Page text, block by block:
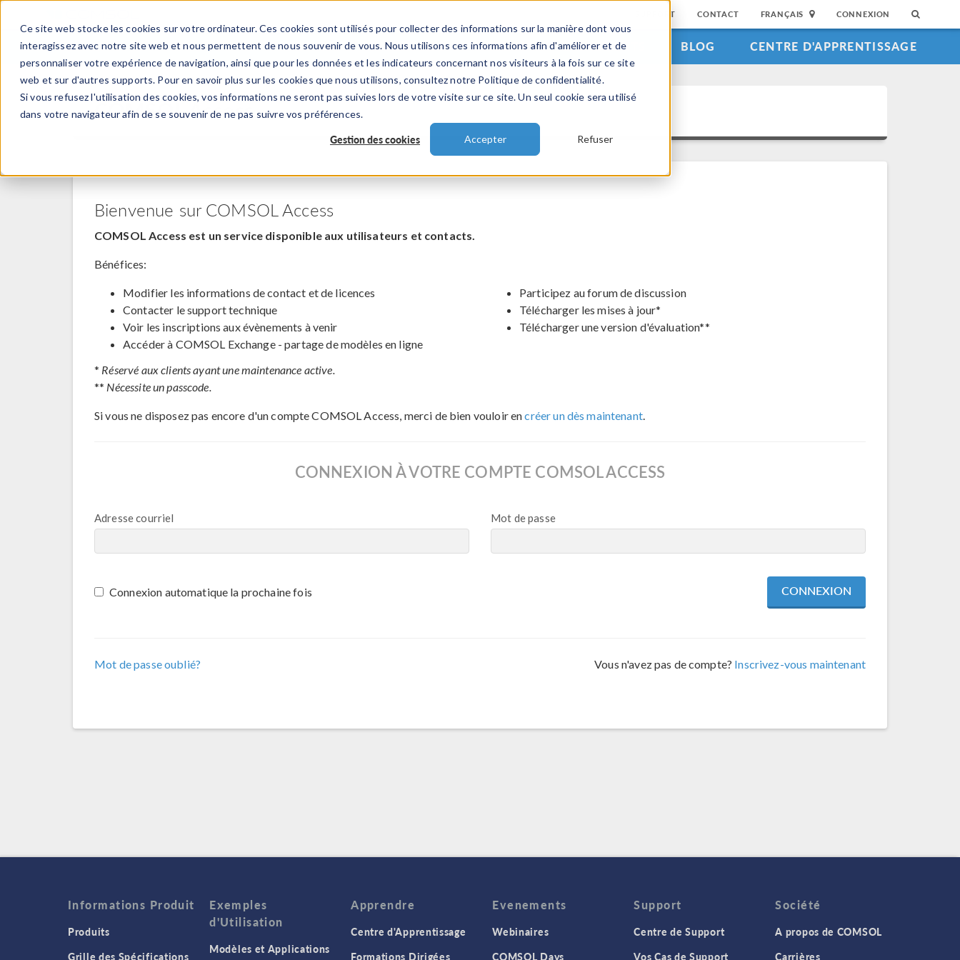
Ce site web stocke les cookies sur votre ordinateur. Ces cookies sont utilisés pour collecter des informations sur la manière dont vous
interagissez avec notre site web et nous permettent de nous souvenir de vous. Nous utilisons ces informations afin d'améliorer et de
personnaliser votre expérience de navigation, ainsi que pour les données et les indicateurs concernant nos visiteurs à la fois sur ce site
web et sur d'autres supports. Pour en savoir plus sur les cookies que nous utilisons, consultez notre Politique de confidentialité.
Si vous refusez l'utilisation des cookies, vos informations ne seront pas suivies lors de votre visite sur ce site. Un seul cookie sera utilisé
dans votre navigateur afin de se souvenir de ne pas suivre vos préférences.
Gestion des cookies Accepter Refuser
SUPPORT CONTACT FRANÇAIS CONNEXION
PRODUITS INDUSTRIES VIDEOS EVENEMENTS BLOG CENTRE D'APPRENTISSAGE
COMSOL Access
Bienvenue sur COMSOL Access
COMSOL Access est un service disponible aux utilisateurs et contacts.
Bénéfices:
Modifier les informations de contact et de licences
Contacter le support technique
Voir les inscriptions aux évènements à venir
Accéder à COMSOL Exchange - partage de modèles en ligne
Participez au forum de discussion
Télécharger les mises à jour*
Télécharger une version d'évaluation**
* Réservé aux clients ayant une maintenance active.
** Nécessite un passcode.
Si vous ne disposez pas encore d'un compte COMSOL Access, merci de bien vouloir encréer un dès maintenant.
CONNEXION À VOTRE COMPTE COMSOL ACCESS
Adresse courriel Mot de passe
Connexion automatique la prochaine fois
Mot de passe oublié? Vous n'avez pas de compte? Inscrivez-vous maintenant
Informations Produit
Produits
Grille des Spécifications
Exemples
d'Utilisation
Modèles et Applications
Apprendre
Centre d'Apprentissage
Formations Dirigées
Evenements
Webinaires
COMSOL Days
Support
Centre de Support
Vos Cas de Support
Société
A propos de COMSOL
Carrières